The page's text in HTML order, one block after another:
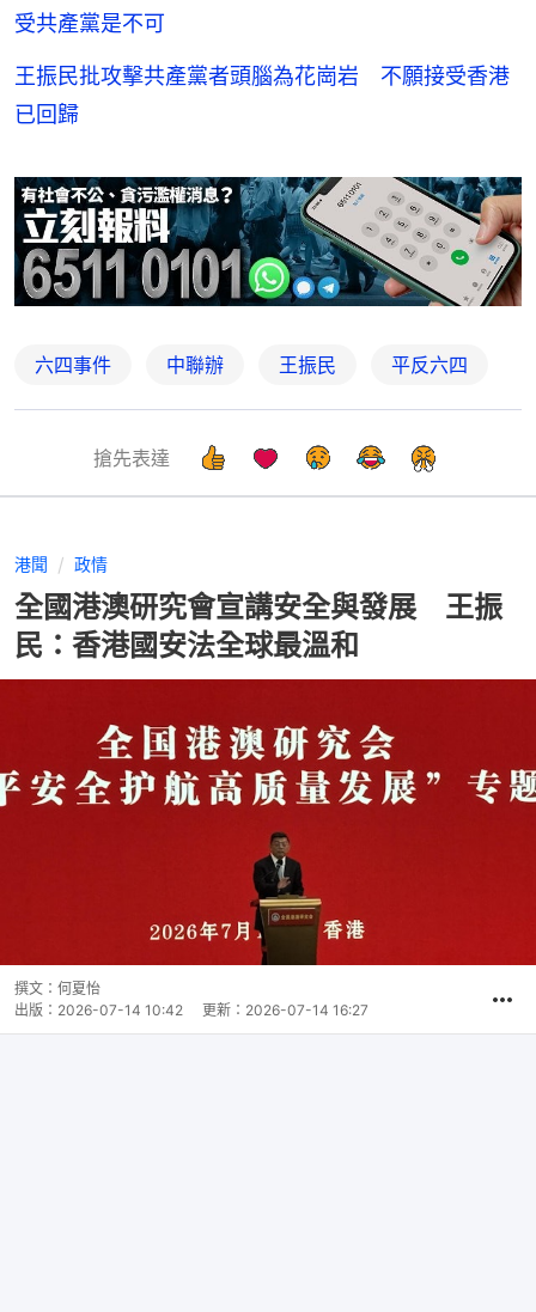
受共產黨是不可
王振民批攻擊共產黨者頭腦為花崗岩 不願接受香港
已回歸
六四事件 中聯辦 王振民 平反六四
搶先表達
港聞 政情
全國港澳研究會宣講安全與發展 王振
民：香港國安法全球最溫和
撰文： 何夏怡
出版： 2026-07-14 10:42 更新： 2026-07-14 16:27